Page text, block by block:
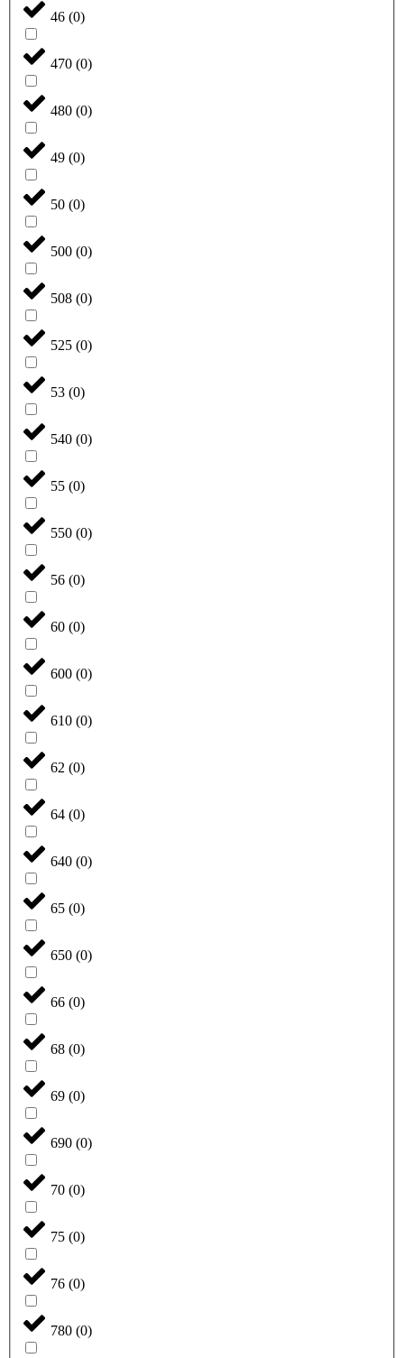
46 (0)
470 (0)
480 (0)
49 (0)
50 (0)
500 (0)
508 (0)
525 (0)
53 (0)
540 (0)
55 (0)
550 (0)
56 (0)
60 (0)
600 (0)
610 (0)
62 (0)
64 (0)
640 (0)
65 (0)
650 (0)
66 (0)
68 (0)
69 (0)
690 (0)
70 (0)
75 (0)
76 (0)
780 (0)